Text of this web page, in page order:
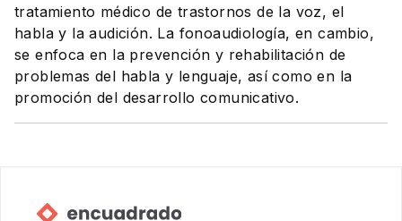
tratamiento médico de trastornos de la voz, el
habla y la audición. La fonoaudiología, en cambio,
se enfoca en la prevención y rehabilitación de
problemas del habla y lenguaje, así como en la
promoción del desarrollo comunicativo.